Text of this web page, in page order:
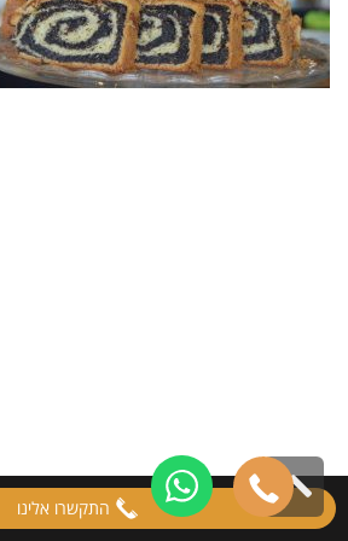
גלילה
לראש התקשרו אלינו